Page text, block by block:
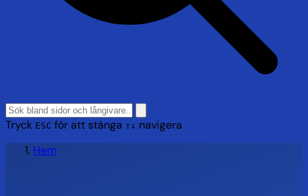
Tryck ESC för att stänga ↑↓ navigera
Hem